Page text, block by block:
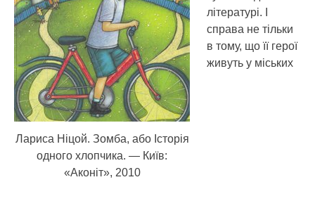
Лариса Ніцой. Зомба, або Історія
одного хлопчика. — Київ:
«Аконіт», 2010
літературі. І
справа не тільки
в тому, що її герої
живуть у міських